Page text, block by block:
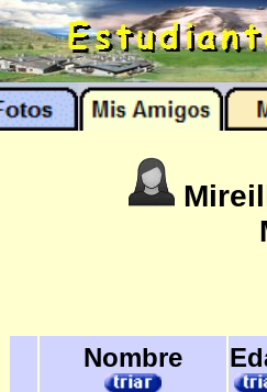
Nombre